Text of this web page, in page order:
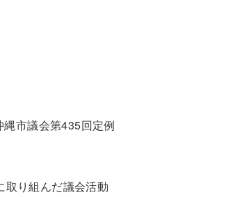
市議会第435回定例
取り組んだ議会活動